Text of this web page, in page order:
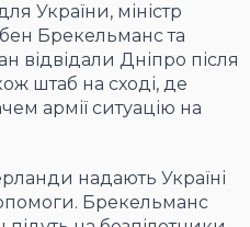
України, міністр
Брекельманс та
відвідали Дніпро після
штаб на сході, де
армії ситуацію на
надають Україні
Брекельманс